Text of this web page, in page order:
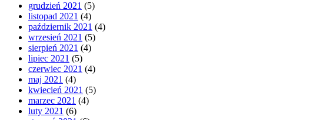
grudzień 2021 (5)
listopad 2021 (4)
październik 2021 (4)
wrzesień 2021 (5)
sierpień 2021 (4)
lipiec 2021 (5)
czerwiec 2021 (4)
maj 2021 (4)
kwiecień 2021 (5)
marzec 2021 (4)
luty 2021 (6)